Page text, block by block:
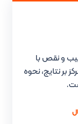
و نقص با
بر نتایج، نحوه